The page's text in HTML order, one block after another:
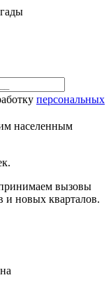
персональных
населенным
вызовы
и новых кварталов.